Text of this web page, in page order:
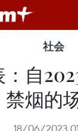
社会
自
禁烟的